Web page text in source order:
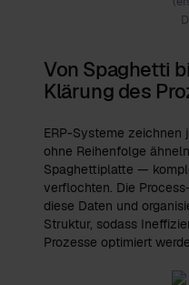
Von Spaghetti
Klärung des
ERP-Systeme zeichnen
ohne Reihenfolge
Spaghettiplatte —
verflochten. Die
diese Daten und
Struktur, sodass
Prozesse optimiert